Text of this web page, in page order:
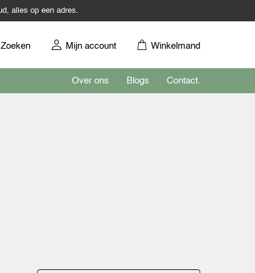
alles op een adres.
Zoeken Mijn account Winkelmand
Over ons Blogs Contact.